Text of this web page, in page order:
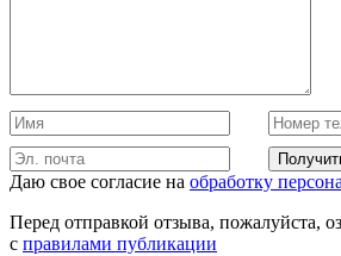
Даю свое согласие на обработку
Перед отправкой отзыва, пожалуйста,
с правилами публикации